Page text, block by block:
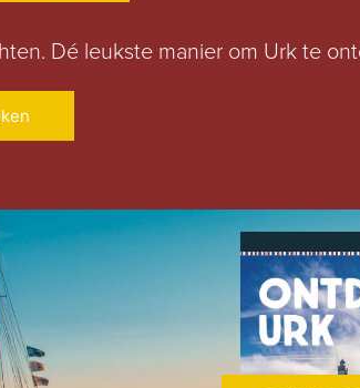
Dé leukste manier om Urk te